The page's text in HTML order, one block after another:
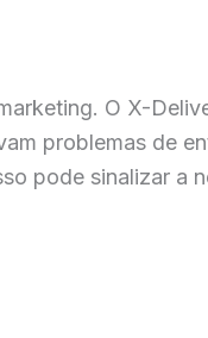
O X-
problemas de
pode sinalizar a